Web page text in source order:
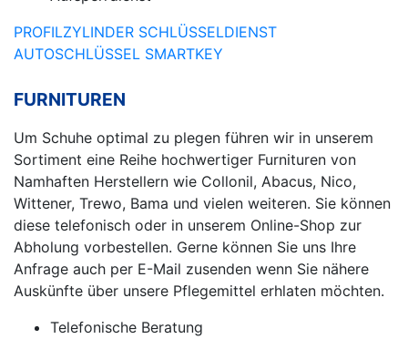
PROFILZYLINDER SCHLÜSSELDIENST
AUTOSCHLÜSSEL SMARTKEY
FURNITUREN
Um Schuhe optimal zu plegen führen wir in unserem
Sortiment eine Reihe hochwertiger Furnituren von
Namhaften Herstellern wie Collonil, Abacus, Nico,
Wittener, Trewo, Bama und vielen weiteren. Sie können
diese telefonisch oder in unserem Online-Shop zur
Abholung vorbestellen. Gerne können Sie uns Ihre
Anfrage auch per E-Mail zusenden wenn Sie nähere
Auskünfte über unsere Pflegemittel erhlaten möchten.
Telefonische Beratung